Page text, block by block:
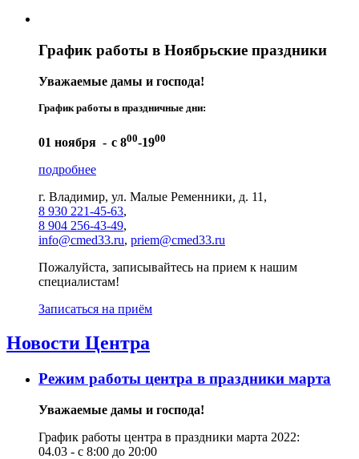
График работы в Ноябрьские праздники
Уважаемые дамы и господа!
График работы в праздничные дни:
01 ноября - с 800-1900
подробнее
г. Владимир, ул. Малые Ременники, д. 11,
8 930 221-45-63,
8 904 256-43-49,
info@cmed33.ru, priem@cmed33.ru
Пожалуйста, записывайтесь на прием к нашим
специалистам!
Записаться на приём
Новости Центра
Режим работы центра в праздники марта
Уважаемые дамы и господа!
График работы центра в праздники марта 2022:
04.03 - с 8:00 до 20:00